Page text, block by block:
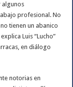
algunos
profesional. No
tienen un abanico
Luis “Lucho”
en diálogo
notorias en